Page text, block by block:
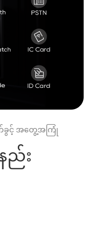
ခွင့် အတွေ့အကြုံ
ည်း